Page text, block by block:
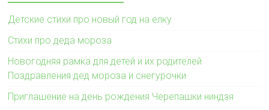
Детские стихи про новый год на елку
Стихи про деда мороза
Новогодняя рамка для детей и их родителей
Поздравления дед мороза и снегурочки
Приглашение на день рождения Черепашки ниндзя